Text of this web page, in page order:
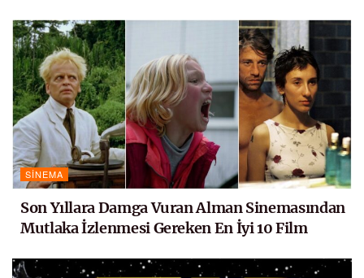
SINEMA
Son Yıllara Damga Vuran Alman Sinemasından
Mutlaka İzlenmesi Gereken En İyi 10 Film